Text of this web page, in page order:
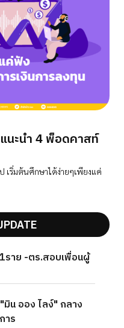
นะนำ 4 พ็อดคาสท์
เริ่มต้นศึกษาได้ง่ายๆเพียงแค่
ราย -ตร.สอบเพื่อนผู้
น ออง ไลง์" กลาง
าร